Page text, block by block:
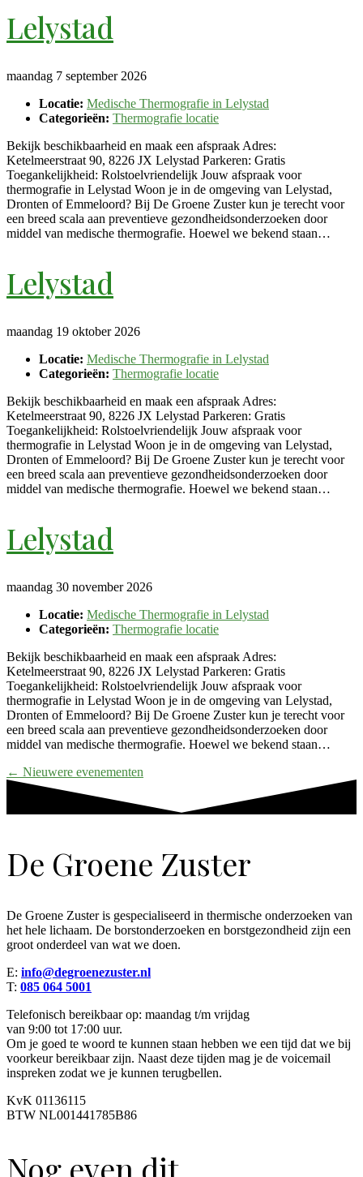
Lelystad
maandag 7 september 2026
Locatie: Medische Thermografie in Lelystad
Categorieën: Thermografie locatie
Bekijk beschikbaarheid en maak een afspraak Adres:
Ketelmeerstraat 90, 8226 JX Lelystad Parkeren: Gratis
Toegankelijkheid: Rolstoelvriendelijk Jouw afspraak voor
thermografie in Lelystad Woon je in de omgeving van Lelystad,
Dronten of Emmeloord? Bij De Groene Zuster kun je terecht voor
een breed scala aan preventieve gezondheidsonderzoeken door
middel van medische thermografie. Hoewel we bekend staan…
Lelystad
maandag 19 oktober 2026
Locatie: Medische Thermografie in Lelystad
Categorieën: Thermografie locatie
Bekijk beschikbaarheid en maak een afspraak Adres:
Ketelmeerstraat 90, 8226 JX Lelystad Parkeren: Gratis
Toegankelijkheid: Rolstoelvriendelijk Jouw afspraak voor
thermografie in Lelystad Woon je in de omgeving van Lelystad,
Dronten of Emmeloord? Bij De Groene Zuster kun je terecht voor
een breed scala aan preventieve gezondheidsonderzoeken door
middel van medische thermografie. Hoewel we bekend staan…
Lelystad
maandag 30 november 2026
Locatie: Medische Thermografie in Lelystad
Categorieën: Thermografie locatie
Bekijk beschikbaarheid en maak een afspraak Adres:
Ketelmeerstraat 90, 8226 JX Lelystad Parkeren: Gratis
Toegankelijkheid: Rolstoelvriendelijk Jouw afspraak voor
thermografie in Lelystad Woon je in de omgeving van Lelystad,
Dronten of Emmeloord? Bij De Groene Zuster kun je terecht voor
een breed scala aan preventieve gezondheidsonderzoeken door
middel van medische thermografie. Hoewel we bekend staan…
← Nieuwere evenementen
De Groene Zuster
De Groene Zuster is gespecialiseerd in thermische onderzoeken van
het hele lichaam. De borstonderzoeken en borstgezondheid zijn een
groot onderdeel van wat we doen.
E: info@degroenezuster.nl
T: 085 064 5001
Telefonisch bereikbaar op: maandag t/m vrijdag
van 9:00 tot 17:00 uur.
Om je goed te woord te kunnen staan hebben we een tijd dat we bij
voorkeur bereikbaar zijn. Naast deze tijden mag je de voicemail
inspreken zodat we je kunnen terugbellen.
KvK 01136115
BTW NL001441785B86
Nog even dit